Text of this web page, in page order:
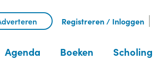
Registreren / Inloggen
Agenda Boeken Scholing